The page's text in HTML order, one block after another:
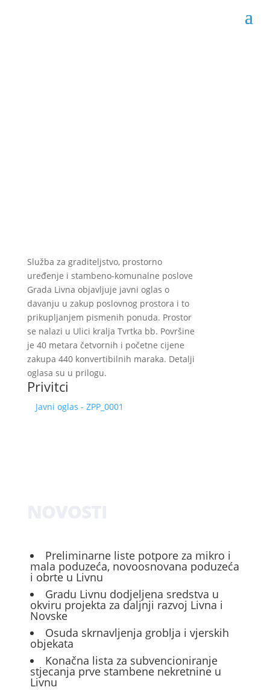
Služba za graditeljstvo, prostorno
uređenje i stambeno-komunalne poslove
Grada Livna objavljuje javni oglas o
davanju u zakup poslovnog prostora i to
prikupljanjem pismenih ponuda. Prostor
se nalazi u Ulici kralja Tvrtka bb. Površine
je 40 metara četvornih i početne cijene
zakupa 440 konvertibilnih maraka. Detalji
oglasa su u prilogu.
Privitci
Javni oglas - ZPP_0001
Preliminarne liste potpore za mikro i
mala poduzeća, novoosnovana poduzeća
i obrte u Livnu
Gradu Livnu dodjeljena sredstva u
okviru projekta za daljnji razvoj Livna i
Novske
Osuda skrnavljenja groblja i vjerskih
objekata
Konačna lista za subvencioniranje
stjecanja prve stambene nekretnine u
Livnu